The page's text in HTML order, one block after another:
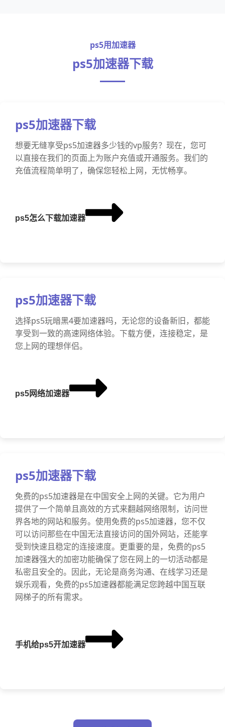
ps5用加速器
ps5加速器下载
ps5加速器下载
想要无缝享受ps5加速器多少钱的vp服务？现在，您可
以直接在我们的页面上为账户充值或开通服务。我们的
充值流程简单明了，确保您轻松上网，无忧畅享。
ps5怎么下载加速器
ps5加速器下载
选择ps5玩暗黑4要加速器吗，无论您的设备新旧，都能
享受到一致的高速网络体验。下载方便，连接稳定，是
您上网的理想伴侣。
ps5网络加速器
ps5加速器下载
免费的ps5加速器是在中国安全上网的关键。它为用户
提供了一个简单且高效的方式来翻越网络限制，访问世
界各地的网站和服务。使用免费的ps5加速器，您不仅
可以访问那些在中国无法直接访问的国外网站，还能享
受到快速且稳定的连接速度。更重要的是，免费的ps5
加速器强大的加密功能确保了您在网上的一切活动都是
私密且安全的。因此，无论是商务沟通、在线学习还是
娱乐观看，免费的ps5加速器都能满足您跨越中国互联
网梯子的所有需求。
手机给ps5开加速器